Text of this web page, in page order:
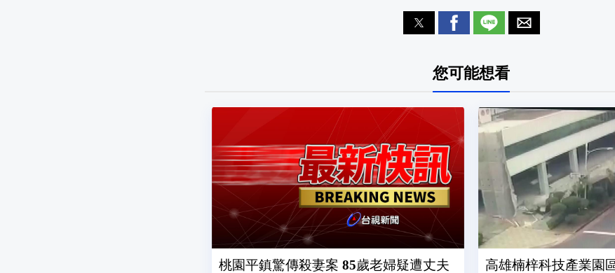
您可能想看
桃園平鎮驚傳殺妻案 85歲老婦疑遭丈夫
高雄楠梓科技產業園